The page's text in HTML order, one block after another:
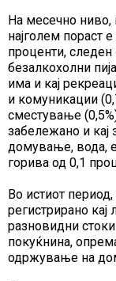
На месечно ниво,
најголем пораст
проценти,
безалкохолни
има и кај
и комуникации
сместување
забележано и кај
домување, вода,
горива од 0,1
Во истиот
регистрирано кај
разновидни
покуќнина,
одржување на